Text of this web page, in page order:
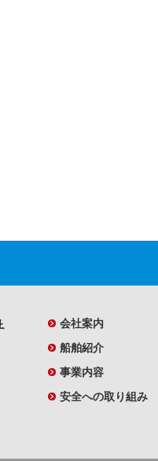
会社案内
船舶紹介
事業内容
安全への取り組み